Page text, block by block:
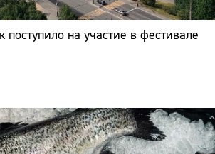
поступило на участие в фестивале